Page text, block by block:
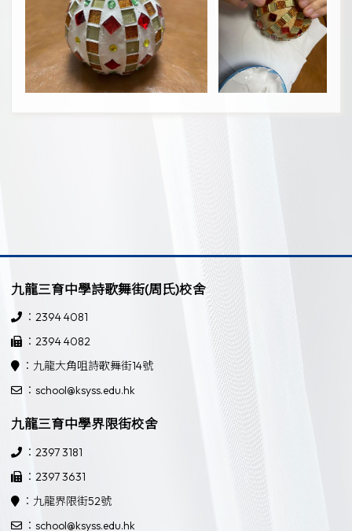
九龍三育中學詩歌舞街(周氏)校舍
：2394 4081
：2394 4082
：九龍大角咀詩歌舞街14號
：school@ksyss.edu.hk
九龍三育中學界限街校舍
：2397 3181
：2397 3631
：九龍界限街52號
：school@ksyss.edu.hk